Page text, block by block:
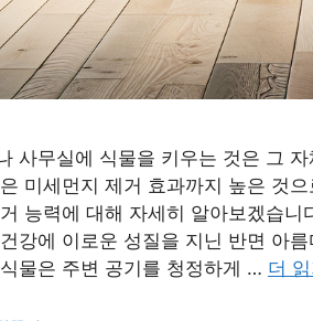
사무실에 식물을 키우는 것은 그
미세먼지 제거 효과까지 높은 것
능력에 대해 자세히 알아보겠습
강에 이로운 성질을 지닌 반면 아
물은 주변 공기를 청정하게 … 더 읽